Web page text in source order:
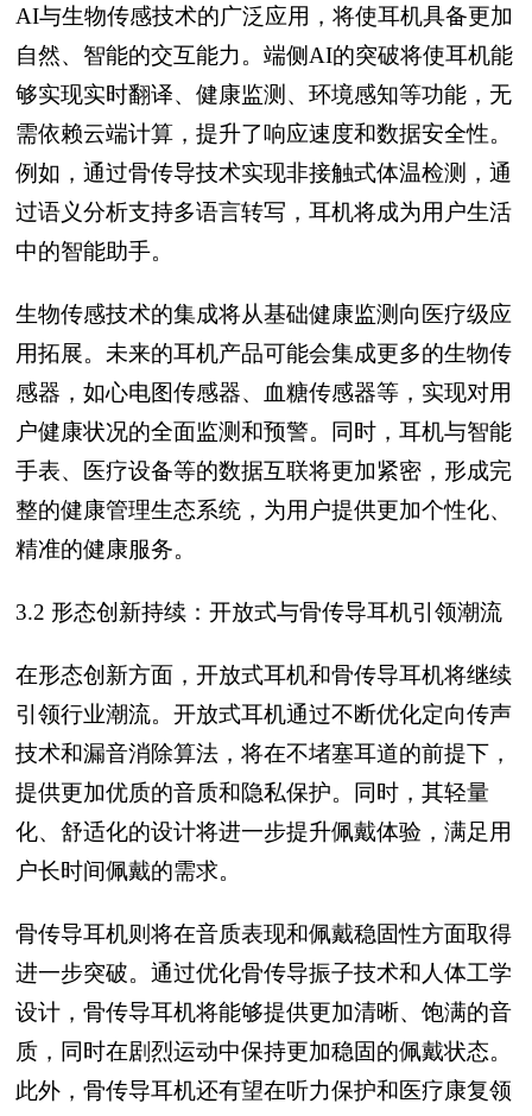
AI与生物传感技术的广泛应用，将使耳机具备更加
自然、智能的交互能力。端侧AI的突破将使耳机能
够实现实时翻译、健康监测、环境感知等功能，无
需依赖云端计算，提升了响应速度和数据安全性。
例如，通过骨传导技术实现非接触式体温检测，通
过语义分析支持多语言转写，耳机将成为用户生活
中的智能助手。
生物传感技术的集成将从基础健康监测向医疗级应
用拓展。未来的耳机产品可能会集成更多的生物传
感器，如心电图传感器、血糖传感器等，实现对用
户健康状况的全面监测和预警。同时，耳机与智能
手表、医疗设备等的数据互联将更加紧密，形成完
整的健康管理生态系统，为用户提供更加个性化、
精准的健康服务。
3.2 形态创新持续：开放式与骨传导耳机引领潮流
在形态创新方面，开放式耳机和骨传导耳机将继续
引领行业潮流。开放式耳机通过不断优化定向传声
技术和漏音消除算法，将在不堵塞耳道的前提下，
提供更加优质的音质和隐私保护。同时，其轻量
化、舒适化的设计将进一步提升佩戴体验，满足用
户长时间佩戴的需求。
骨传导耳机则将在音质表现和佩戴稳固性方面取得
进一步突破。通过优化骨传导振子技术和人体工学
设计，骨传导耳机将能够提供更加清晰、饱满的音
质，同时在剧烈运动中保持更加稳固的佩戴状态。
此外，骨传导耳机还有望在听力保护和医疗康复领